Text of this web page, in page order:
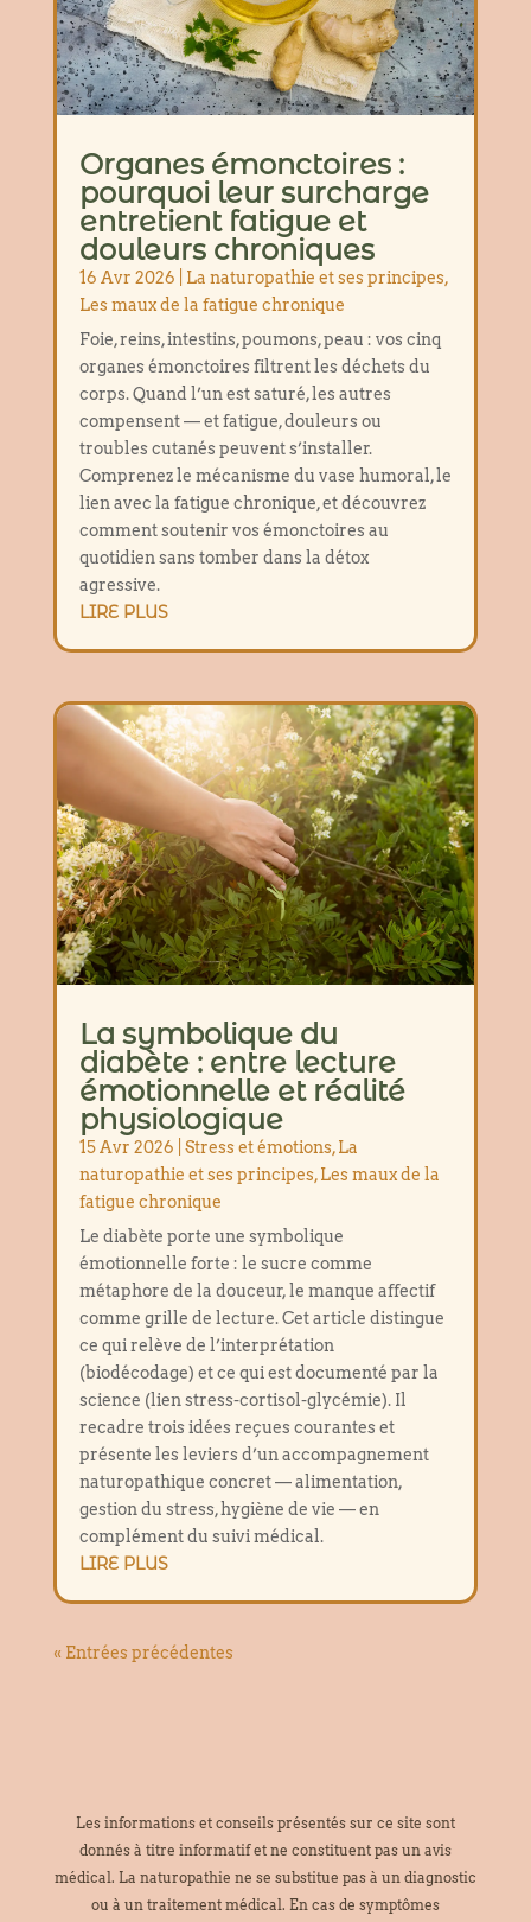
Organes émonctoires :
pourquoi leur surcharge
entretient fatigue et
douleurs chroniques
16 Avr 2026 La naturopathie et ses principes,
Les maux de la fatigue chronique
Foie, reins, intestins, poumons, peau : vos cinq
organes émonctoires filtrent les déchets du
corps. Quand l’un est saturé, les autres
compensent — et fatigue, douleurs ou
troubles cutanés peuvent s’installer.
Comprenez le mécanisme du vase humoral, le
lien avec la fatigue chronique, et découvrez
comment soutenir vos émonctoires au
quotidien sans tomber dans la détox
agressive.
LIRE PLUS
La symbolique du
diabète : entre lecture
émotionnelle et réalité
physiologique
15 Avr 2026 Stress et émotions,La
naturopathie et ses principes,Les maux de la
fatigue chronique
Le diabète porte une symbolique
émotionnelle forte : le sucre comme
métaphore de la douceur, le manque affectif
comme grille de lecture. Cet article distingue
ce qui relève de l’interprétation
(biodécodage) et ce qui est documenté par la
science (lien stress-cortisol-glycémie). Il
recadre trois idées reçues courantes et
présente les leviers d’un accompagnement
naturopathique concret — alimentation,
gestion du stress, hygiène de vie — en
complément du suivi médical.
LIRE PLUS
« Entrées précédentes
Les informations et conseils présentés sur ce site sont
donnés à titre informatif et ne constituent pas un avis
médical. La naturopathie ne se substitue pas à un diagnostic
ou à un traitement médical. En cas de symptômes